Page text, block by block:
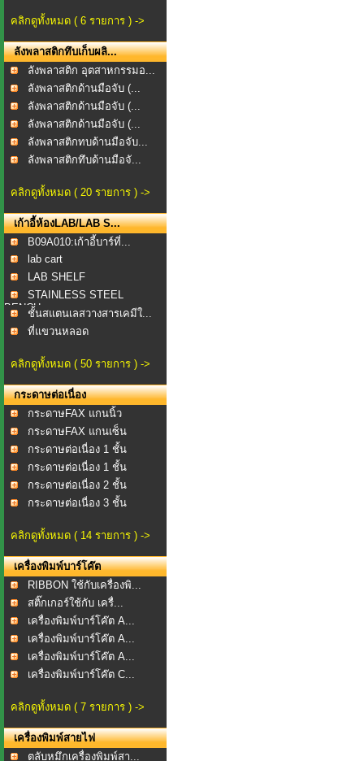
คลิกดูทั้งหมด ( 6 รายการ ) ->
ลังพลาสติกทึบเก็บผลิ...
ลังพลาสติก อุตสาหกรรมอ...
ลังพลาสติกด้านมือจับ (...
ลังพลาสติกด้านมือจับ (...
ลังพลาสติกด้านมือจับ (...
ลังพลาสติกทบด้านมือจับ...
ลังพลาสติกทึบด้านมือจั...
คลิกดูทั้งหมด ( 20 รายการ ) ->
เก้าอี้ห้องLAB/LAB S...
B09A010:เก้าอี้บาร์ที่...
lab cart
LAB SHELF
STAINLESS STEEL
BENCHชั้นสแตนเลสวางสารเคมีใ...
ที่แขวนหลอด
คลิกดูทั้งหมด ( 50 รายการ ) ->
กระดาษต่อเนื่อง
กระดาษFAX แกนนิ้ว
กระดาษFAX แกนเซ็น
กระดาษต่อเนื่อง 1 ชั้น
กระดาษต่อเนื่อง 1 ชั้น
กระดาษต่อเนื่อง 2 ชั้น
กระดาษต่อเนื่อง 3 ชั้น
คลิกดูทั้งหมด ( 14 รายการ ) ->
เครื่องพิมพ์บาร์โค๊ต
RIBBON ใช้กับเครื่องพิ...
สติ๊กเกอร์ใช้กับ เครื่...
เครื่องพิมพ์บาร์โค๊ต A...
เครื่องพิมพ์บาร์โค๊ต A...
เครื่องพิมพ์บาร์โค๊ต A...
เครื่องพิมพ์บาร์โค๊ต C...
คลิกดูทั้งหมด ( 7 รายการ ) ->
เครื่องพิมพ์สายไฟ
ตลับหมึกเครื่องพิมพ์สา...